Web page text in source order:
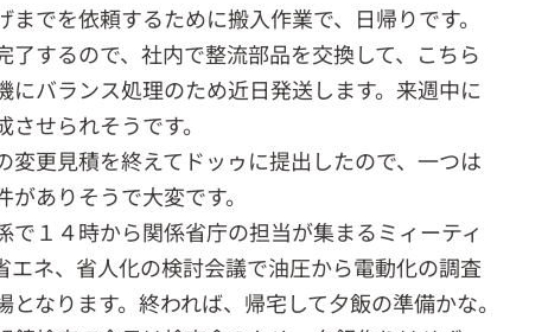
でを依頼するために搬入作業で、日帰りです。
了するので、社内で整流部品を交換して、こちら
にバランス処理のため近日発送します。来週中に
せられそうです。
変更見積を終えてドッゥに提出したので、一つは
ありそうで大変です。
で１４時から関係省庁の担当が集まるミィーティ
エネ、省人化の検討会議で油圧から電動化の調査
なります。終われば、帰宅して夕飯の準備かな。